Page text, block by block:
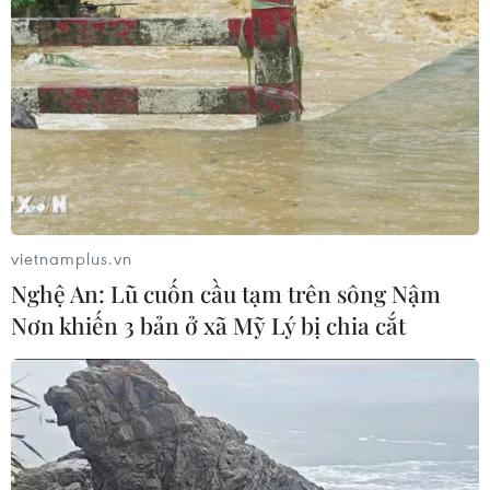
Nhận định Việt Nam vs Campuchia:
'Phù thủy Kim' sẽ xoay tua toan tính
đường dài?
06/08/2026 08:25
HLV Kim Sang-sik: 'Tuyển Việt Nam
hướng tới chiến thắng để giữ ngôi
đầu bảng'
chịu sức ép chưa từng có
06/08/2026 04:12
vietnamplus.vn
Nghệ An: Lũ cuốn cầu tạm trên sông Nậm
Nơn khiến 3 bản ở xã Mỹ Lý bị chia cắt